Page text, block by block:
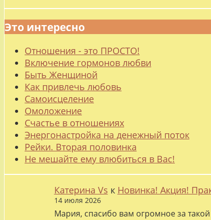
Это интересно
Отношения - это ПРОСТО!
Включение гормонов любви
Быть Женщиной
Как привлечь любовь
Самоисцеление
Омоложение
Счастье в отношениях
Энергонастройка на денежный поток
Рейки. Вторая половинка
Не мешайте ему влюбиться в Вас!
Катерина Vs к Новинка! Акция!
14 июля 2026
Мария, спасибо вам огромное за